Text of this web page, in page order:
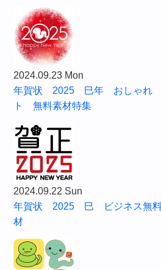
2024.09.23 Mon
年賀状 2025 巳年 おしゃれ
ト 無料素材特集
2024.09.22 Sun
年賀状 2025 巳 ビジネス無
材